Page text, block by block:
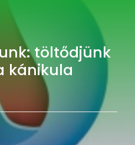
töltődjünk
kánikula